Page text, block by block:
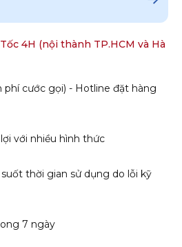
4H (nội thành TP.HCM và Hà
phí cước gọi) - Hotline đặt hàng
với nhiều hình thức
thời gian sử dụng do lỗi kỹ
7 ngày